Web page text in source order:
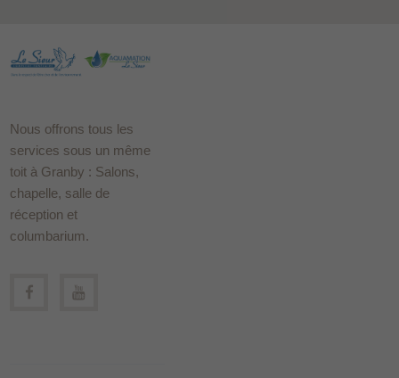
Nous offrons tous les
services sous un même
toit à Granby : Salons,
chapelle, salle de
réception et
columbarium.